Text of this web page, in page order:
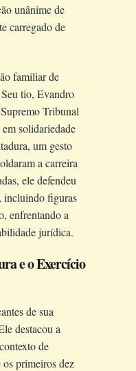
unânime de
carregado de
familiar de
tio, Evandro
Tribunal
solidariedade
um gesto
a carreira
ele defendeu
incluindo figuras
enfrentando a
jurídica.
e o Exercício
de sua
destacou a
de
primeiros dez